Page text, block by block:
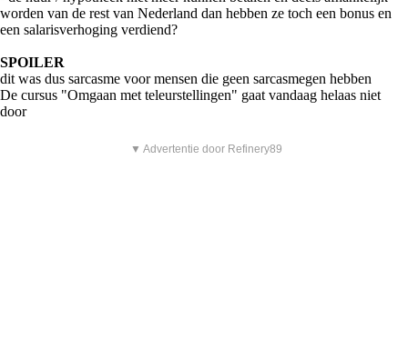
worden van de rest van Nederland dan hebben ze toch een bonus en
een salarisverhoging verdiend?
SPOILER
dit was dus sarcasme voor mensen die geen sarcasmegen hebben
De cursus "Omgaan met teleurstellingen" gaat vandaag helaas niet
door
▼ Advertentie door Refinery89